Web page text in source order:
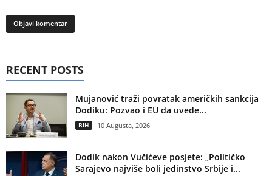
RECENT POSTS
Mujanović traži povratak američkih sankcija
Dodiku: Pozvao i EU da uvede...
BIH 10 Augusta, 2026
Dodik nakon Vučićeve posjete: „Političko
Sarajevo najviše boli jedinstvo Srbije i...